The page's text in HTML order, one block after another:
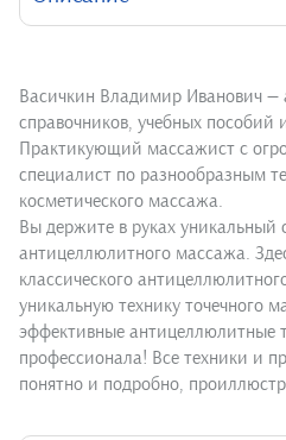
Васичкин Владимир Иванович —
справочников, учебных пособий
Практикующий массажист с
специалист по разнообразным
косметического массажа.
Вы держите в руках уникальный
антицеллюлитного массажа.
классического
уникальную технику точечного
эффективные антицеллюлитные
профессионала! Все техники и
понятно и подробно,